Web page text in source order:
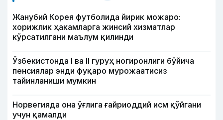
Жанубий Корея футболида йирик можаро:
хорижлик ҳакамларга жинсий хизматлар
кўрсатилгани маълум қилинди
Ўзбекистонда I ва II гуруҳ ногиронлиги бўйича
пенсиялар энди фуқаро мурожаатисиз
тайинланиши мумкин
Норвегияда она ўғлига ғайриоддий исм қўйгани
учун қамалди